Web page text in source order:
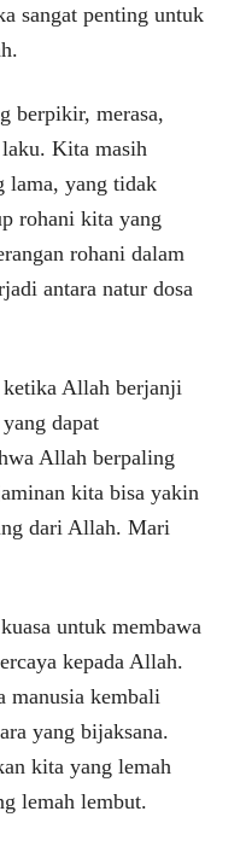
sangat penting untuk
berpikir, merasa,
Kita masih
lama, yang tidak
rohani kita yang
rohani dalam
antara natur dosa
ketika Allah berjanji
dapat
Allah berpaling
kita bisa yakin
dari Allah. Mari
untuk membawa
kepada Allah.
manusia kembali
yang bijaksana.
kita yang lemah
lemah lembut.